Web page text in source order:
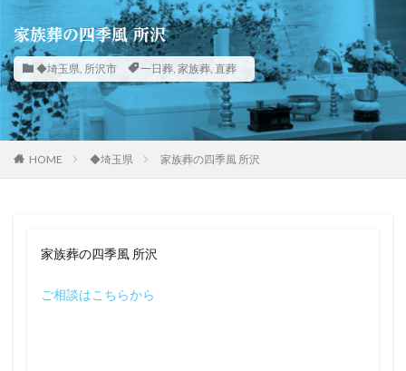
家族葬の四季風 所沢
◆埼玉県, 所沢市 一日葬, 家族葬, 直葬
HOME ◆埼玉県 家族葬の四季風 所沢
家族葬の四季風 所沢
ご相談はこちらから